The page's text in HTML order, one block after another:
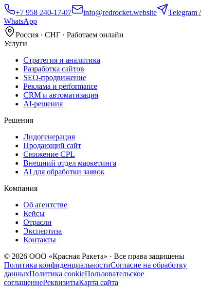
+7 958 240‑17‑07 info@redrocket.website
Telegram /
WhatsApp
Россия · СНГ · Работаем онлайн
Услуги
Стратегия и аналитика
Разработка сайтов
SEO‑продвижение
Реклама и performance
CRM и автоматизация
AI‑решения
Решения
Лидогенерация
Продающий сайт
Снижение CPL
Внешний отдел маркетинга
AI для обработки заявок
Компания
Об агентстве
Кейсы
Отрасли
Экспертиза
Контакты
© 2026 ООО «Красная Ракета» · Все права защищены
Политика конфиденциальностиСогласие на обработку
данныхПолитика cookieПользовательское
соглашениеРеквизитыКарта сайта